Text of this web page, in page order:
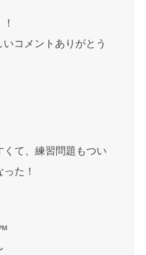
コメントありがとう
て、練習問題もつい
た！